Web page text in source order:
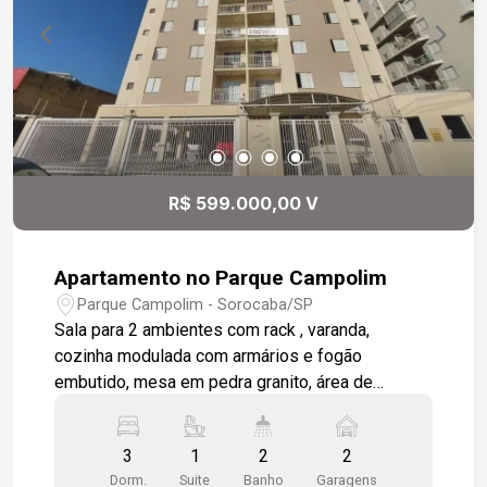
de garagem cobertas e demarcadas *portaria 24
h com interfone
R$ 599.000,00 V
Apartamento no Parque Campolim
Parque Campolim - Sorocaba/SP
Sala para 2 ambientes com rack , varanda,
cozinha modulada com armários e fogão
embutido, mesa em pedra granito, área de
suíte, dormitórios com armários, wc social,
banheiros com box em vidro e gabinete.
3
Dorm.
1
Suite
2
Banho
2
Garagens